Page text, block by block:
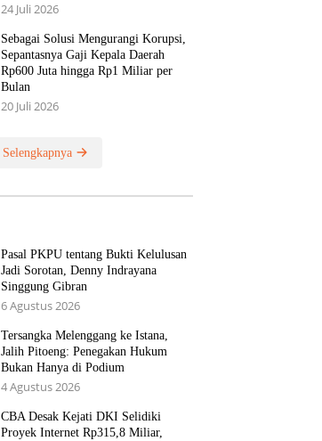
24 Juli 2026
Sebagai Solusi Mengurangi Korupsi,
Sepantasnya Gaji Kepala Daerah
Rp600 Juta hingga Rp1 Miliar per
Bulan
20 Juli 2026
Selengkapnya
Pasal PKPU tentang Bukti Kelulusan
Jadi Sorotan, Denny Indrayana
Singgung Gibran
6 Agustus 2026
Tersangka Melenggang ke Istana,
Jalih Pitoeng: Penegakan Hukum
Bukan Hanya di Podium
4 Agustus 2026
CBA Desak Kejati DKI Selidiki
Proyek Internet Rp315,8 Miliar,